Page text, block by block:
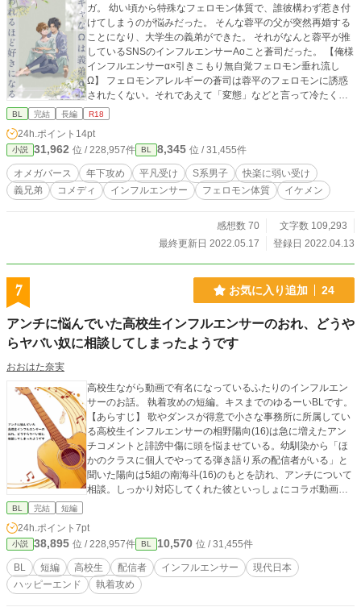
ガ。 幼い頃から特殊なフェロモン体質で、誰彼構わず惹き付
けてしまうのが悩みだった。 そんな蓉平の父が突然再婚する
ことになり、大学生の義弟ができた。 それがなんと蓉平が推
しているSNSのインフルエンサーAoこと蒼司だった。 【俺様
インフルエンサーα×引きこもり無自覚フェロモン垂れ流し
Ω】 フェロモンアレルギーの蒼司は蓉平のフェロモンに誘惑
されたくない。それであえて「変態」などと言って冷たく接
してくるが、フェロモン体質で人に好かれるのに嫌気がさし
う。しかも喜べば喜ぶほどフェロモンがダダ漏れにな
り……？ ・なぜか義弟と二人暮らしするはめに ・親の陰謀
（？） ・50代男性と付き合おうとしたら怒られました ※オメ
ガバースですが、コメディですので気楽にどうぞ。 ※本編に
入らなかったいちゃラブ（？）番外編は全4話。 ※6/20 本作
BL 完結 長編 R18
24h.ポイント 14pt
小説 31,962 位 / 228,957件 BL 8,345 位 / 31,455件
オメガバース 年下攻め 平凡受け S系男子
快楽に弱い受け
義兄弟
コメディ インフルエンサー フェロモン体質 イケメン
感想数 70
文字数 109,293
最終更新日 2022.05.17
登録日 2022.04.13
7 お気に入り追加 24
アンチに悩んでいた高校生インフルエンサーのおれ、どうや
らヤバい奴に相談してしまったようです
おおはた奈実
高校生ながら動画で有名になっているふたりのインフルエン
サーのお話。 執着攻めの短編。キスまでのゆるーいBLです。
【あらすじ】 歌やダンスが得意で小さな事務所に所属してい
る高校生インフルエンサーの相野陽向(16)は急に増えたアン
チコメントと誹謗中傷に頭を悩ませている。幼馴染から「ほ
かのクラスに個人でやってる弾き語り系の配信者がいる」と
聞いた陽向は5組の南海斗(16)のもとを訪れ、アンチについて
相談。しっかり対応してくれた彼といっしょにコラボ動画を
BL 完結 短編
24h.ポイント 7pt
小説 38,895 位 / 228,957件 BL 10,570 位 / 31,455件
BL 短編 高校生 配信者 インフルエンサー
現代日本
ハッピーエンド
執着攻め